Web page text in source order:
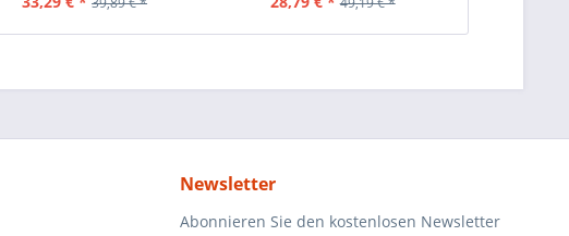
Newsletter
Abonnieren Sie den kostenlosen Newsletter